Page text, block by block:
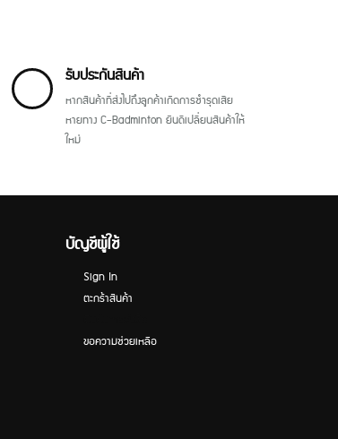
รับประกันสินค้า
หากสินค้าที่ส่งไปถึงลูกค้าเกิดการชำรุดเสีย
หายทาง C-Badminton ยินดีเปลี่ยนสินค้าให้
ใหม่
บัญชีผู้ใช้
Sign In
ตะกร้าสินค้า
ขอความช่วยเหลือ